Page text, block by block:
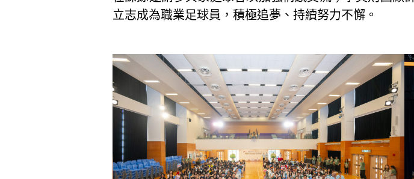
立志成為職業足球員，積極追夢、持續努力不懈。